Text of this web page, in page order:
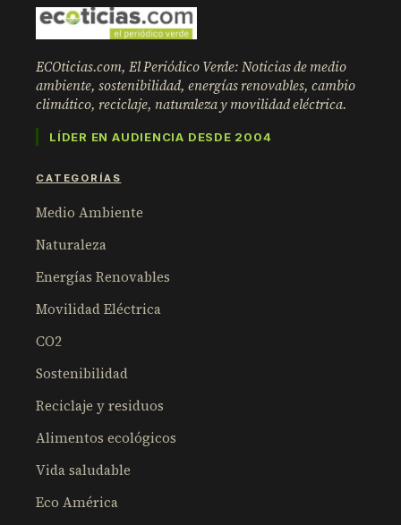
ECOticias.com, El Periódico Verde: Noticias de medio
ambiente, sostenibilidad, energías renovables, cambio
climático, reciclaje, naturaleza y movilidad eléctrica.
LÍDER EN AUDIENCIA DESDE 2004
CATEGORÍAS
Medio Ambiente
Naturaleza
Energías Renovables
Movilidad Eléctrica
CO2
Sostenibilidad
Reciclaje y residuos
Alimentos ecológicos
Vida saludable
Eco América